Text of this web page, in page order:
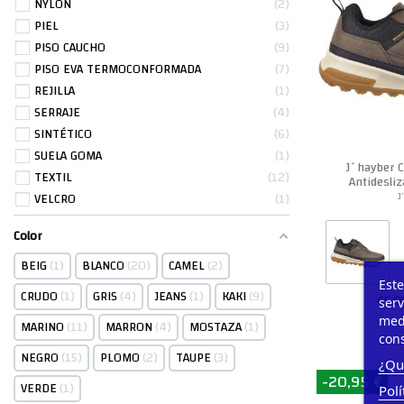
J´hayber
-20,95 €
PIEL
3
PISO CAUCHO
9
PISO EVA TERMOCONFORMADA
7
REJILLA
1
SERRAJE
4
SINTÉTICO
6
SUELA GOMA
1
TEXTIL
12
VELCRO
1
Color
BEIG 1 BLANCO 20 CAMEL 2
CRUDO 1 GRIS 4 JEANS 1 KAKI 9
MARINO 11 MARRON 4 MOSTAZA 1
NEGRO 15 PLOMO 2 TAUPE 3
VERDE 1